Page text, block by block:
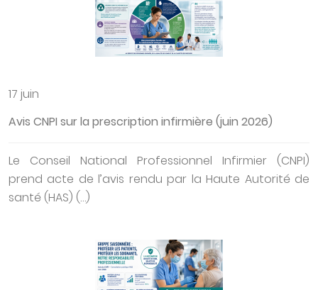
17 juin
Avis CNPI sur la prescription infirmière (juin 2026)
Le Conseil National Professionnel Infirmier (CNPI)
prend acte de l’avis rendu par la Haute Autorité de
santé (HAS) (…)